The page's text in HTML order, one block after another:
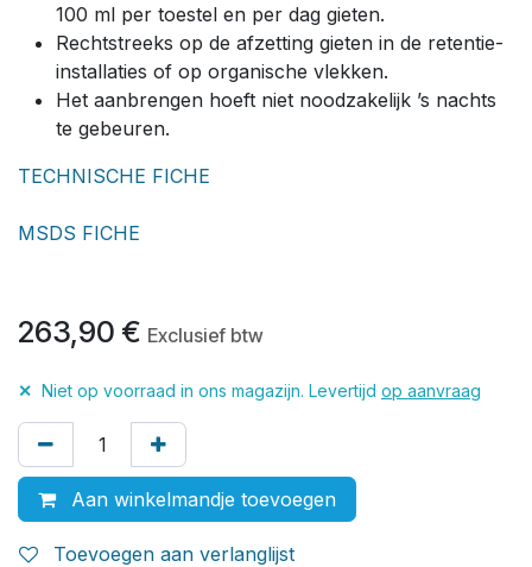
100 ml per toestel en per dag gieten.
Rechtstreeks op de afzetting gieten in de retentie-
installaties of op organische vlekken.
Het aanbrengen hoeft niet noodzakelijk ’s nachts
te gebeuren.
TECHNISCHE FICHE
MSDS FICHE
263,90 € Exclusief btw
✕ Niet op voorraad in ons magazijn. Levertijd op aanvraag
Aan winkelmandje toevoegen
Toevoegen aan verlanglijst